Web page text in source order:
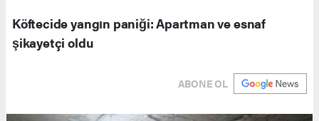
Köftecide yangın paniği: Apartman ve esnaf
şikayetçi oldu
ABONE OL